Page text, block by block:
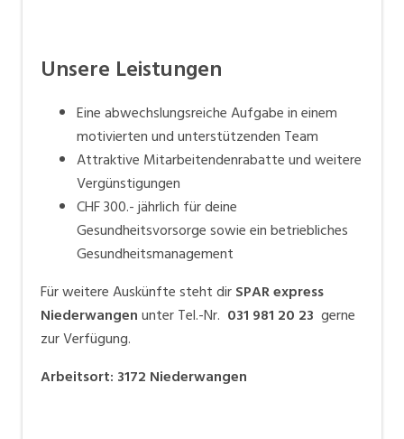
Unsere Leistungen
Eine abwechslungsreiche Aufgabe in einem
motivierten und unterstützenden Team
Attraktive Mitarbeitendenrabatte und weitere
Vergünstigungen
CHF 300.- jährlich für deine
Gesundheitsvorsorge sowie ein betriebliches
Gesundheitsmanagement
Für weitere Auskünfte steht dirSPAR express
Niederwangenunter Tel.-Nr. 031 981 20 23 gerne
zur Verfügung.
Arbeitsort: 3172 Niederwangen